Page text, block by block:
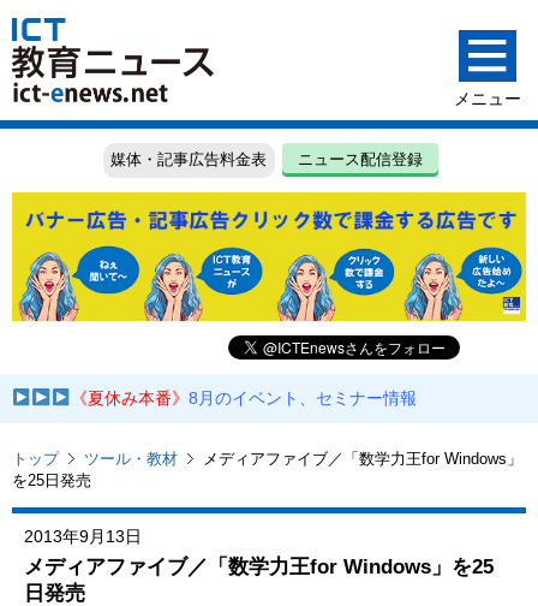
媒体・記事広告料金表 ニュース配信登録
《夏休み本番》8月のイベント、セミナー情報
トップ ツール・教材
メディアファイブ／「数学力王for Windows」
を25日発売
2013年9月13日
メディアファイブ／「数学力王for Windows」を25
日発売